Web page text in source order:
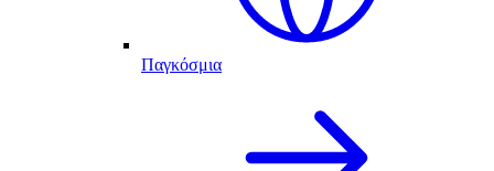
Παγκόσμια